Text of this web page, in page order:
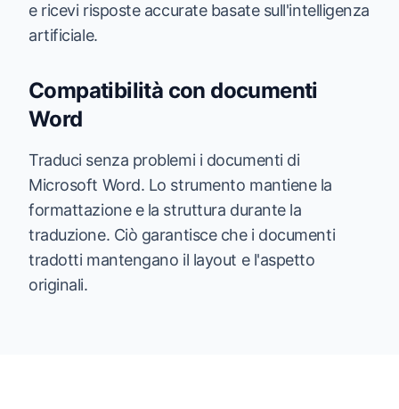
e ricevi risposte accurate basate sull'intelligenza
artificiale.
Compatibilità con documenti
Word
Traduci senza problemi i documenti di
Microsoft Word. Lo strumento mantiene la
formattazione e la struttura durante la
traduzione. Ciò garantisce che i documenti
tradotti mantengano il layout e l'aspetto
originali.